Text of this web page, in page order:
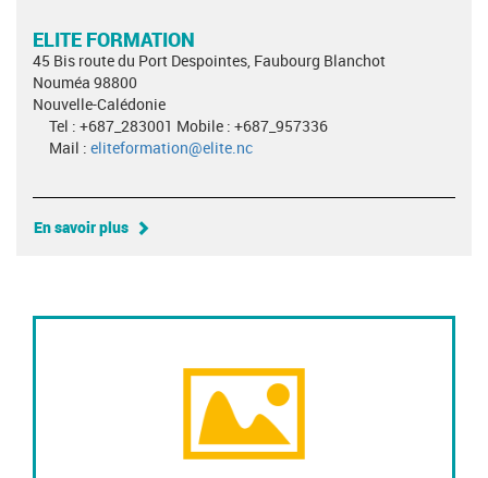
ELITE FORMATION
45 Bis route du Port Despointes, Faubourg Blanchot
Nouméa 98800
Nouvelle-Calédonie
Tel : +687_283001 Mobile : +687_957336
Mail : eliteformation@elite.nc
En savoir plus